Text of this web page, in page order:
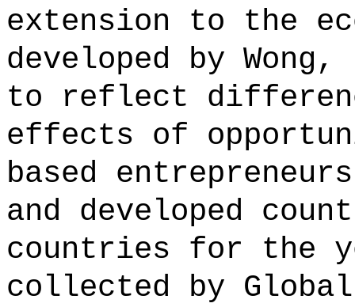
extension to the
developed by
to reflect
effects of
based
and developed
countries for the
collected by